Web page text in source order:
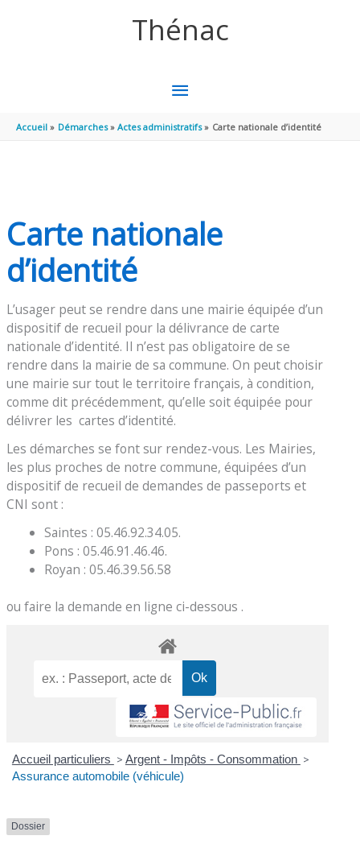
Thénac
MENU
PRINCIPAL
Accueil Démarches Actes administratifs Carte nationale d’identité
Carte nationale
d’identité
L’usager peut se rendre dans une mairie équipée d’un
dispositif de recueil pour la délivrance de carte
nationale d’identité. Il n’est pas obligatoire de se
rendre dans la mairie de sa commune. On peut choisir
une mairie sur tout le territoire français, à condition,
comme dit précédemment, qu’elle soit équipée pour
délivrer les cartes d’identité.
Les démarches se font sur rendez-vous. Les Mairies,
les plus proches de notre commune, équipées d’un
dispositif de recueil de demandes de passeports et
CNI sont :
Saintes : 05.46.92.34.05.
Pons : 05.46.91.46.46.
Royan : 05.46.39.56.58
ou faire la demande en ligne ci-dessous .
Accueil particuliers > Argent - Impôts - Consommation >
Assurance automobile (véhicule)
Dossier